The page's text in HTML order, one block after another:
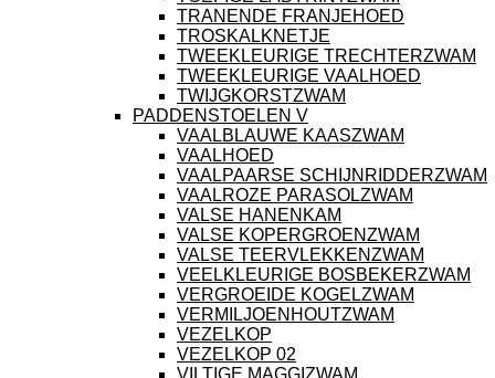
TRANENDE FRANJEHOED
TROSKALKNETJE
TWEEKLEURIGE TRECHTERZWAM
TWEEKLEURIGE VAALHOED
TWIJGKORSTZWAM
PADDENSTOELEN V
VAALBLAUWE KAASZWAM
VAALHOED
VAALPAARSE SCHIJNRIDDERZWAM
VAALROZE PARASOLZWAM
VALSE HANENKAM
VALSE KOPERGROENZWAM
VALSE TEERVLEKKENZWAM
VEELKLEURIGE BOSBEKERZWAM
VERGROEIDE KOGELZWAM
VERMILJOENHOUTZWAM
VEZELKOP
VEZELKOP 02
VILTIGE MAGGIZWAM